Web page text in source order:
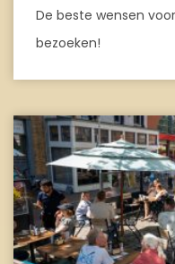
De beste wensen
bezoeken!